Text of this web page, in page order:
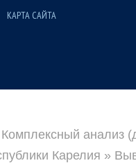
КАРТА САЙТА
Комплексный анализ
Карелия »